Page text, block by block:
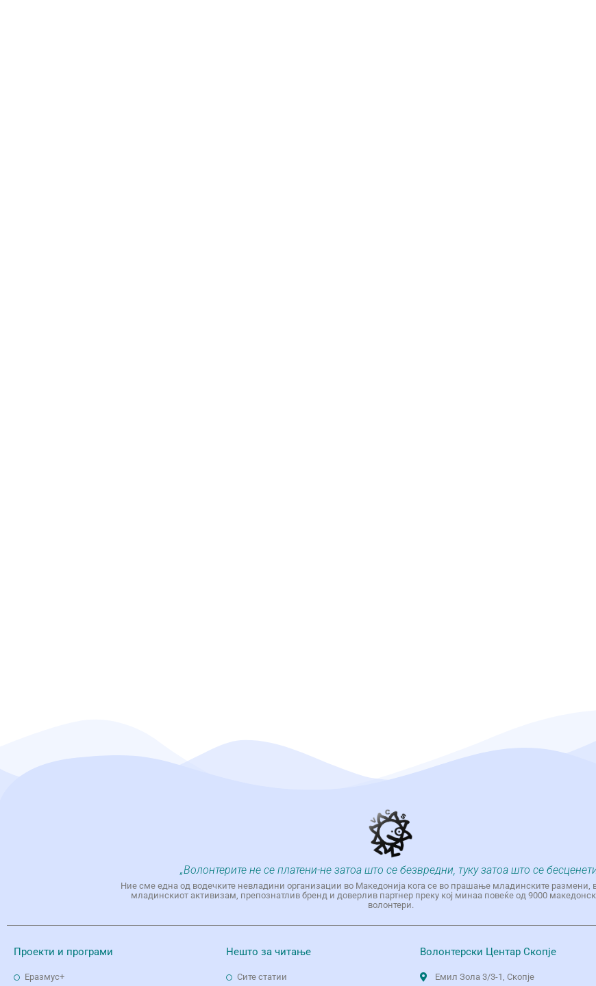
„Волонтерите не се платени-не затоа што се безвредни, туку затоа што се
Ние сме една од водечките невладини организации во Македонија кога се во прашање младинските размени,
младинскиот активизам, препознатлив бренд и доверлив партнер преку кој минаа повеќе од 9000
волонтери.
Проекти и програми
Еразмус+
Нешто за читање
Сите статии
Волонтерски Центар Скопје
Емил Зола 3/3-1, Скопје